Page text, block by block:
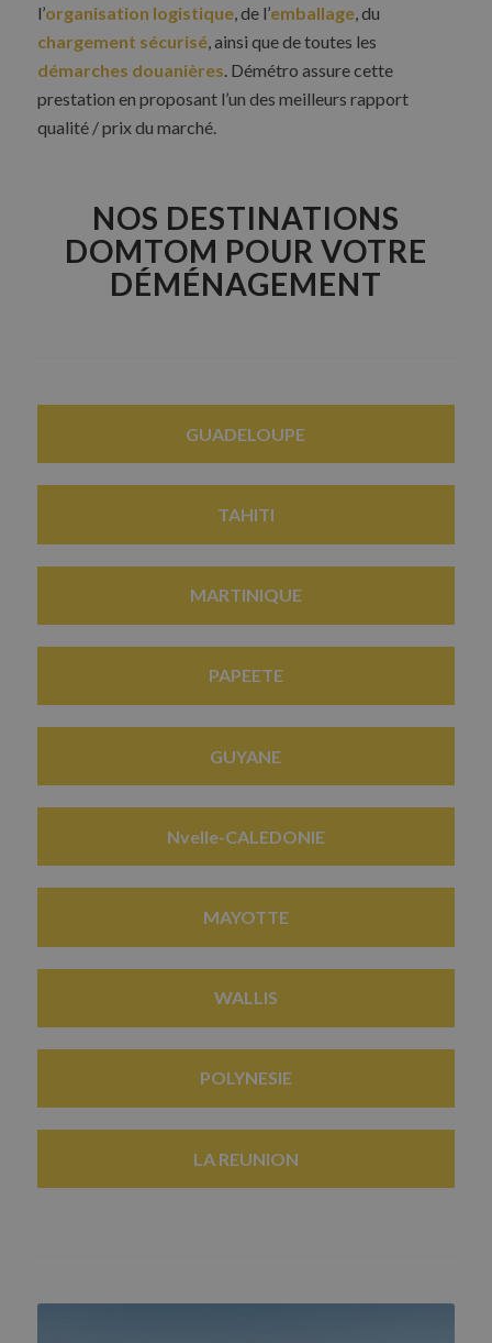
l’organisation logistique, de l’emballage, du
chargement sécurisé, ainsi que de toutes les
démarches douanières . Démétro assure cette
prestation en proposant l’un des meilleurs rapport
qualité / prix du marché.
NOS DESTINATIONS
DOMTOM POUR VOTRE
DÉMÉNAGEMENT
GUADELOUPE
TAHITI
MARTINIQUE
PAPEETE
GUYANE
Nvelle-CALEDONIE
MAYOTTE
WALLIS
POLYNESIE
LA REUNION